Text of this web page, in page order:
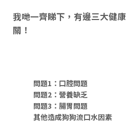
我哋一齊睇下，有邊三大健
關！
問題1：口腔問題
問題2：營養缺乏
問題3：腸胃問題
其他造成狗狗流口水因素